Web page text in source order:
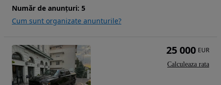
Număr de anunțuri: 5
Cum sunt organizate anunturile?
25 000 EUR
Calculeaza rata